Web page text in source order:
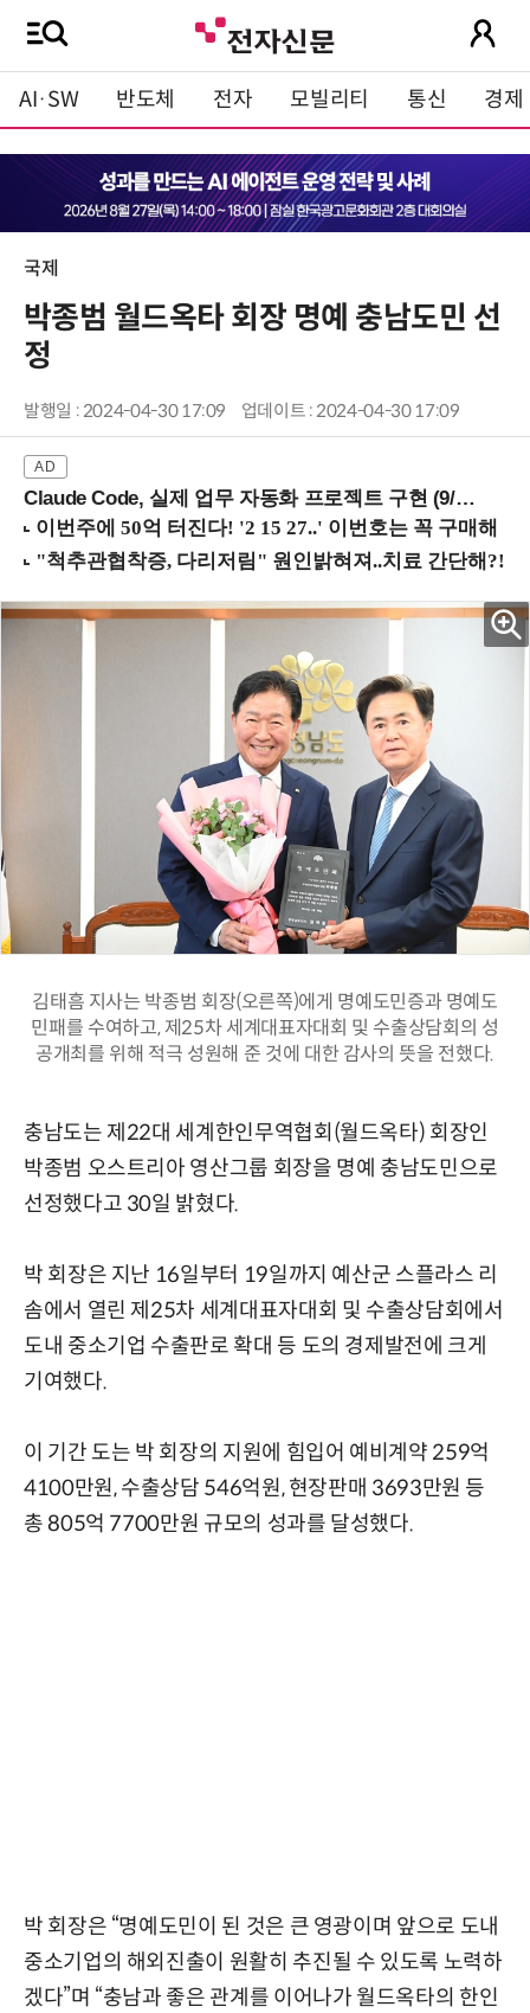
AI·SW 반도체 전자 모빌리티 통신 경제
국제
박종범 월드옥타 회장 명예 충남도민 선
정
발행일 : 2024-04-30 17:09 업데이트 : 2024-04-30 17:09
Claude Code, 실제 업무 자동화 프로젝트 구현 (9/16 ~17 강남역)
김태흠 지사는 박종범 회장(오른쪽)에게 명예도민증과 명예도
민패를 수여하고, 제25차 세계대표자대회 및 수출상담회의 성
공개최를 위해 적극 성원해 준 것에 대한 감사의 뜻을 전했다.
충남도는 제22대 세계한인무역협회(월드옥타) 회장인
박종범 오스트리아 영산그룹 회장을 명예 충남도민으로
선정했다고 30일 밝혔다.
박 회장은 지난 16일부터 19일까지 예산군 스플라스 리
솜에서 열린 제25차 세계대표자대회 및 수출상담회에서
도내 중소기업 수출판로 확대 등 도의 경제발전에 크게
기여했다.
이 기간 도는 박 회장의 지원에 힘입어 예비계약 259억
4100만원, 수출상담 546억원, 현장판매 3693만원 등
총 805억 7700만원 규모의 성과를 달성했다.
박 회장은 “명예도민이 된 것은 큰 영광이며 앞으로 도내
중소기업의 해외진출이 원활히 추진될 수 있도록 노력하
겠다”며 “충남과 좋은 관계를 이어나가 월드옥타의 한인